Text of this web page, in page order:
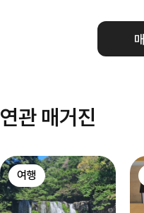
연관 매거진
여행